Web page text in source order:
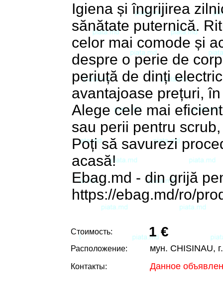
Igiena și îngrijirea
sănătate puternică.
celor mai comode și
despre o perie de
periuță de dinți
avantajoase prețuri,
Alege cele mai
sau perii pentru
Poți să savurezi
acasă!
Ebag.md - din grijă
https://ebag.md/ro/
Стоимость: 1 €
Расположение: мун. CHISINAU,
Контакты: Данное